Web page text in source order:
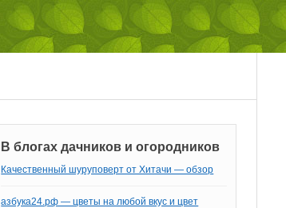
В блогах дачников и огородников
Качественный шуруповерт от Хитачи — обзор
азбука24.рф — цветы на любой вкус и цвет